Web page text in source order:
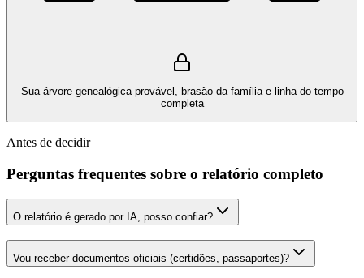
Sua árvore genealógica provável, brasão da família e linha do tempo
completa
Antes de decidir
Perguntas frequentes sobre o relatório completo
O relatório é gerado por IA, posso confiar?
Vou receber documentos oficiais (certidões, passaportes)?